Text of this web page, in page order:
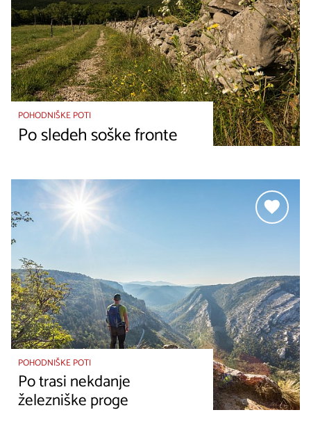
POHODNIŠKE POTI
Po sledeh soške fronte
POHODNIŠKE POTI
Po trasi nekdanje
železniške proge